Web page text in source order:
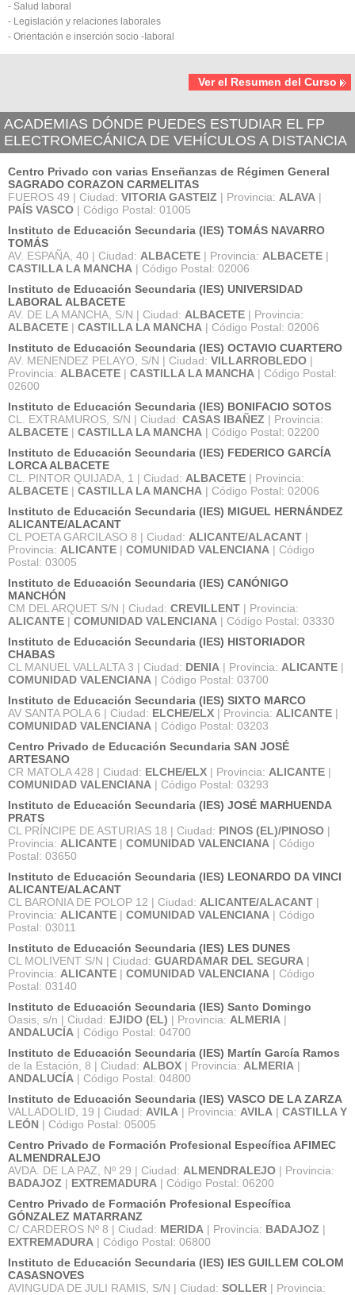
- Salud laboral
- Legislación y relaciones laborales
- Orientación e inserción socio -Iaboral
Ver el Resumen del Curso
ACADEMIAS DÓNDE PUEDES ESTUDIAR EL FP
ELECTROMECÁNICA DE VEHÍCULOS A DISTANCIA
Centro Privado con varias Enseñanzas de Régimen General
SAGRADO CORAZON CARMELITAS
FUEROS 49 | Ciudad: VITORIA GASTEIZ | Provincia: ALAVA |
PAÍS VASCO | Código Postal: 01005
Instituto de Educación Secundaria (IES) TOMÁS NAVARRO
TOMÁS
AV. ESPAÑA, 40 | Ciudad: ALBACETE | Provincia: ALBACETE |
CASTILLA LA MANCHA | Código Postal: 02006
Instituto de Educación Secundaria (IES) UNIVERSIDAD
LABORAL ALBACETE
AV. DE LA MANCHA, S/N | Ciudad: ALBACETE | Provincia:
ALBACETE | CASTILLA LA MANCHA | Código Postal: 02006
Instituto de Educación Secundaria (IES) OCTAVIO CUARTERO
AV. MENENDEZ PELAYO, S/N | Ciudad: VILLARROBLEDO |
Provincia: ALBACETE | CASTILLA LA MANCHA | Código Postal:
02600
Instituto de Educación Secundaria (IES) BONIFACIO SOTOS
CL. EXTRAMUROS, S/N | Ciudad: CASAS IBAÑEZ | Provincia:
ALBACETE | CASTILLA LA MANCHA | Código Postal: 02200
Instituto de Educación Secundaria (IES) FEDERICO GARCÍA
LORCA ALBACETE
CL. PINTOR QUIJADA, 1 | Ciudad: ALBACETE | Provincia:
ALBACETE | CASTILLA LA MANCHA | Código Postal: 02006
Instituto de Educación Secundaria (IES) MIGUEL HERNÁNDEZ
ALICANTE/ALACANT
CL POETA GARCILASO 8 | Ciudad: ALICANTE/ALACANT |
Provincia: ALICANTE | COMUNIDAD VALENCIANA | Código
Postal: 03005
Instituto de Educación Secundaria (IES) CANÓNIGO
MANCHÓN
CM DEL ARQUET S/N | Ciudad: CREVILLENT | Provincia:
ALICANTE | COMUNIDAD VALENCIANA | Código Postal: 03330
Instituto de Educación Secundaria (IES) HISTORIADOR
CHABAS
CL MANUEL VALLALTA 3 | Ciudad: DENIA | Provincia: ALICANTE |
COMUNIDAD VALENCIANA | Código Postal: 03700
Instituto de Educación Secundaria (IES) SIXTO MARCO
AV SANTA POLA 6 | Ciudad: ELCHE/ELX | Provincia: ALICANTE |
COMUNIDAD VALENCIANA | Código Postal: 03203
Centro Privado de Educación Secundaria SAN JOSÉ
ARTESANO
CR MATOLA 428 | Ciudad: ELCHE/ELX | Provincia: ALICANTE |
COMUNIDAD VALENCIANA | Código Postal: 03293
Instituto de Educación Secundaria (IES) JOSÉ MARHUENDA
PRATS
CL PRÍNCIPE DE ASTURIAS 18 | Ciudad: PINOS (EL)/PINOSO |
Provincia: ALICANTE | COMUNIDAD VALENCIANA | Código
Postal: 03650
Instituto de Educación Secundaria (IES) LEONARDO DA VINCI
ALICANTE/ALACANT
CL BARONIA DE POLOP 12 | Ciudad: ALICANTE/ALACANT |
Provincia: ALICANTE | COMUNIDAD VALENCIANA | Código
Postal: 03011
Instituto de Educación Secundaria (IES) LES DUNES
CL MOLIVENT S/N | Ciudad: GUARDAMAR DEL SEGURA |
Provincia: ALICANTE | COMUNIDAD VALENCIANA | Código
Postal: 03140
Instituto de Educación Secundaria (IES) Santo Domingo
Oasis, s/n | Ciudad: EJIDO (EL) | Provincia: ALMERIA |
ANDALUCÍA | Código Postal: 04700
Instituto de Educación Secundaria (IES) Martín García Ramos
de la Estación, 8 | Ciudad: ALBOX | Provincia: ALMERIA |
ANDALUCÍA | Código Postal: 04800
Instituto de Educación Secundaria (IES) VASCO DE LA ZARZA
VALLADOLID, 19 | Ciudad: AVILA | Provincia: AVILA | CASTILLA Y
LEÓN | Código Postal: 05005
Centro Privado de Formación Profesional Específica AFIMEC
ALMENDRALEJO
AVDA. DE LA PAZ, Nº 29 | Ciudad: ALMENDRALEJO | Provincia:
BADAJOZ | EXTREMADURA | Código Postal: 06200
Centro Privado de Formación Profesional Específica
GÓNZALEZ MATARRANZ
C/ CARDEROS Nº 8 | Ciudad: MERIDA | Provincia: BADAJOZ |
EXTREMADURA | Código Postal: 06800
Instituto de Educación Secundaria (IES) IES GUILLEM COLOM
CASASNOVES
AVINGUDA DE JULI RAMIS, S/N | Ciudad: SOLLER | Provincia: